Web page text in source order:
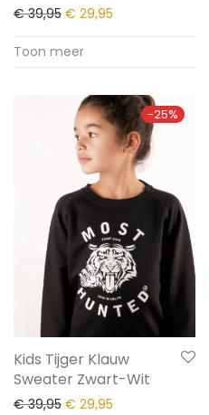
€39,95 € 29,95
Toon meer
-25%
Kids Tijger Klauw
Sweater Zwart-Wit
€39,95 € 29,95